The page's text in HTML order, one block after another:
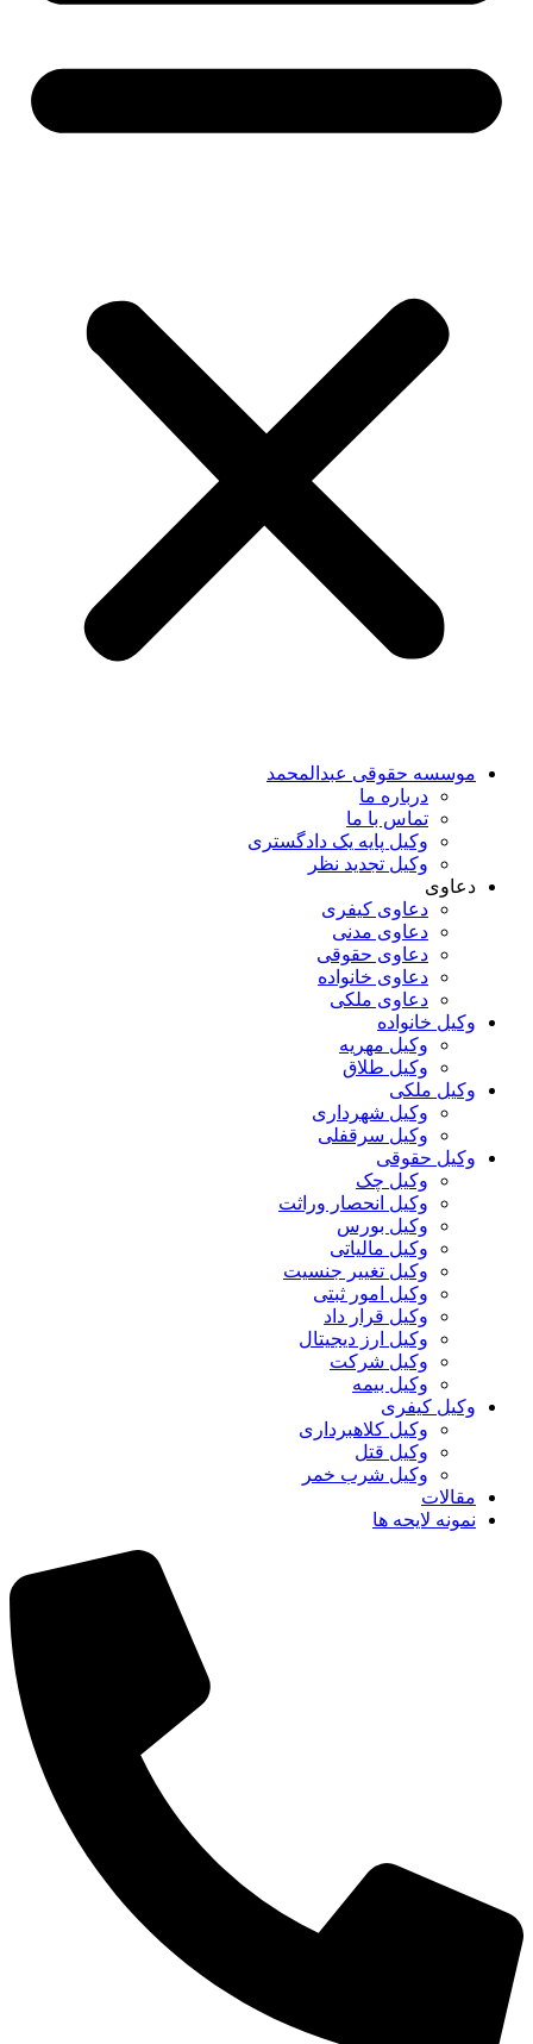
موسسه حقوقی عبدالمحمد
درباره ما
تماس با ما
وکیل پایه یک دادگستری
وکیل تجدید نظر
دعاوی
دعاوی کیفری
دعاوی مدنی
دعاوی حقوقی
دعاوی خانواده
دعاوی ملکی
وکیل خانواده
وکیل مهریه
وکیل طلاق
وکیل ملکی
وکیل شهرداری
وکیل سرقفلی
وکیل حقوقی
وکیل چک
وکیل انحصار وراثت
وکیل بورس
وکیل مالیاتی
وکیل تغییر جنسیت
وکیل امور ثبتی
وکیل قرار داد
وکیل ارز دیجیتال
وکیل شرکت
وکیل بیمه
وکیل کیفری
وکیل کلاهبرداری
وکیل قتل
وکیل شرب خمر
مقالات
نمونه لایحه ها